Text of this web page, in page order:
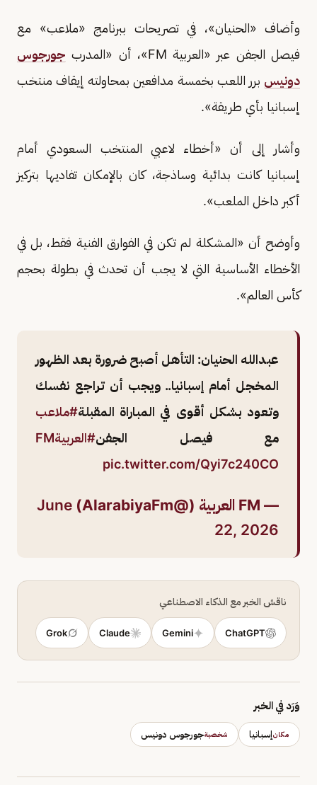
وأضاف «الحنيان»، في تصريحات ببرنامج «ملاعب» مع
فيصل الجفن عبر «العربية FM»، أن «المدرب
جورجوس
دونيس برر اللعب بخمسة مدافعين بمحاولته إيقاف منتخب
إسبانيا بأي طريقة».
وأشار إلى أن «أخطاء لاعبي المنتخب السعودي أمام
إسبانيا كانت بدائية وساذجة، كان بالإمكان تفاديها بتركيز
أكبر داخل الملعب».
وأوضح أن «المشكلة لم تكن في الفوارق الفنية فقط، بل في
الأخطاء الأساسية التي لا يجب أن تحدث في بطولة بحجم
كأس العالم».
عبدالله الحنيان: التأهل أصبح ضرورة بعد الظهور
المخجل أمام إسبانيا.. ويجب أن تراجع نفسك
وتعود بشكل أقوى في المباراة المقبلة#ملاعب
مع فيصل الجفن#العربيةFM
pic.twitter.com/Qyi7c240CO
— FM العربية (@AlarabiyaFm)
June
22, 2026
ناقش الخبر مع الذكاء الاصطناعي
ChatGPT
Gemini
Claude
Grok
وَرَد في الخبر
مكانإسبانيا شخصيةجورجوس دونيس